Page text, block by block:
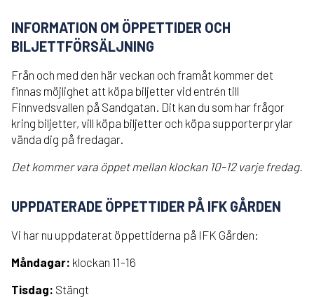
INFORMATION OM ÖPPETTIDER OCH
BILJETTFÖRSÄLJNING
Från och med den här veckan och framåt kommer det
finnas möjlighet att köpa biljetter vid entrén till
Finnvedsvallen på Sandgatan. Dit kan du som har frågor
kring biljetter, vill köpa biljetter och köpa supporterprylar
vända dig på fredagar.
Det kommer vara öppet mellan klockan 10-12 varje fredag.
UPPDATERADE ÖPPETTIDER PÅ IFK GÅRDEN
Vi har nu uppdaterat öppettiderna på IFK Gården:
Måndagar: klockan 11-16
Tisdag: Stängt